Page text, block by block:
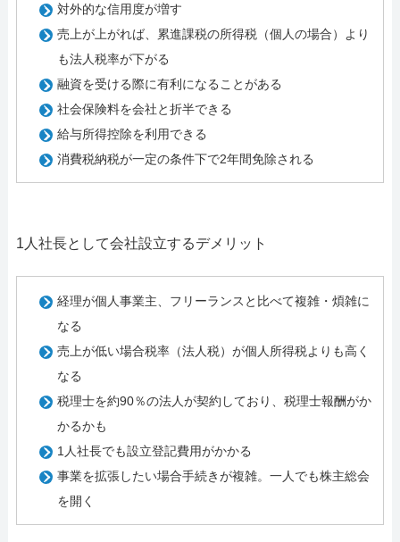
対外的な信用度が増す
売上が上がれば、累進課税の所得税（個人の場合）より
も法人税率が下がる
融資を受ける際に有利になることがある
社会保険料を会社と折半できる
給与所得控除を利用できる
消費税納税が一定の条件下で2年間免除される
1人社長として会社設立するデメリット
経理が個人事業主、フリーランスと比べて複雑・煩雑に
なる
売上が低い場合税率（法人税）が個人所得税よりも高く
なる
税理士を約90％の法人が契約しており、税理士報酬がか
かるかも
1人社長でも設立登記費用がかかる
事業を拡張したい場合手続きが複雑。一人でも株主総会
を開く